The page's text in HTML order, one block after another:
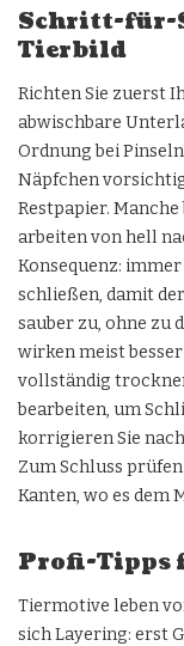
Schritt-für-
Tierbild
Richten Sie zuerst
abwischbare
Ordnung bei
Näpfchen
Restpapier.
arbeiten von hell
Konsequenz:
schließen, damit
sauber zu, ohne zu
wirken meist besser
vollständig
bearbeiten, um
korrigieren Sie
Zum Schluss
Kanten, wo es dem
Profi-Tipps
Tiermotive leben
sich Layering: erst